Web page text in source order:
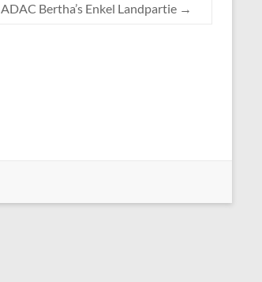
ADAC Bertha’s Enkel Landpartie →